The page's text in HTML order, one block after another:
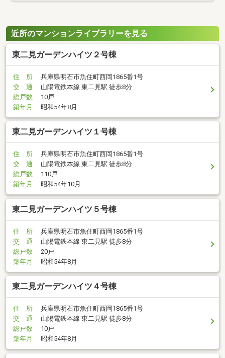
近所のマンションライブラリーを見る
東二見ガーデンハイツ２号棟
住 所
兵庫県明石市魚住町西岡1865番1号
交 通
山陽電鉄本線 東二見駅 徒歩8分
総戸数
10戸
築年月
昭和54年8月
東二見ガーデンハイツ１号棟
住 所
兵庫県明石市魚住町西岡1865番1号
交 通
山陽電鉄本線 東二見駅 徒歩8分
総戸数
110戸
築年月
昭和54年10月
東二見ガーデンハイツ５号棟
住 所
兵庫県明石市魚住町西岡1865番1号
交 通
山陽電鉄本線 東二見駅 徒歩8分
総戸数
20戸
築年月
昭和54年8月
東二見ガーデンハイツ４号棟
住 所
兵庫県明石市魚住町西岡1865番1号
交 通
山陽電鉄本線 東二見駅 徒歩8分
総戸数
10戸
築年月
昭和54年8月